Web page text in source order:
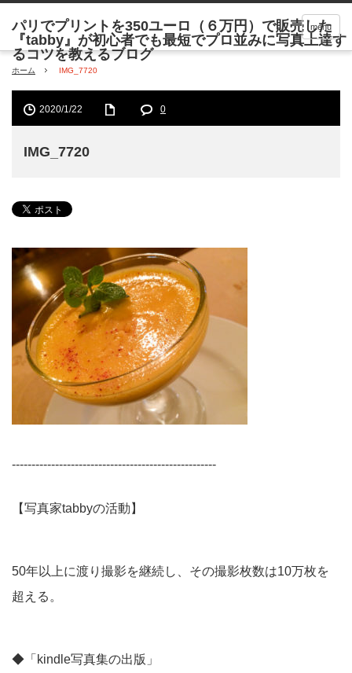
menu
ホーム IMG_7720
2020/1/22 0
IMG_7720
----------------------------------------------------
【写真家tabbyの活動】
50年以上に渡り撮影を継続し、その撮影枚数は10万枚を
超える。
◆「kindle写真集の出版」